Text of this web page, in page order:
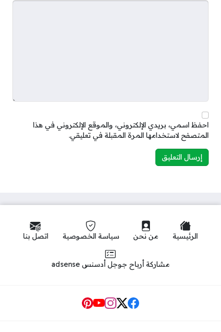
احفظ اسمي، بريدي الإلكتروني، والموقع الإلكتروني في هذا
المتصفح لاستخدامها المرة المقبلة في تعليقي.
الرئيسية من نحن سياسة الخصوصية اتصل بنا
مشاركة أرباح جوجل أدسنس adsense
Social Links